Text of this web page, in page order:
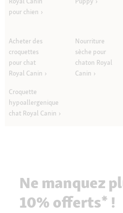
pour chien
Acheter des
croquettes
pour chat
Royal Canin
Nourriture
sèche pour
chaton Royal
Canin
Croquette
hypoallergenique
chat Royal Canin
Ne manquez
10% offerts* !